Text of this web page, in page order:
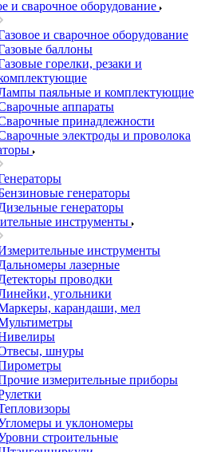
и сварочное оборудование
и сварочное оборудование
баллоны
горелки, резаки и
паяльные и комплектующие
аппараты
принадлежности
электроды и проволока
генераторы
генераторы
инструменты
инструменты
лазерные
проводки
угольники
карандаши, мел
шнуры
измерительные приборы
и уклономеры
строительные